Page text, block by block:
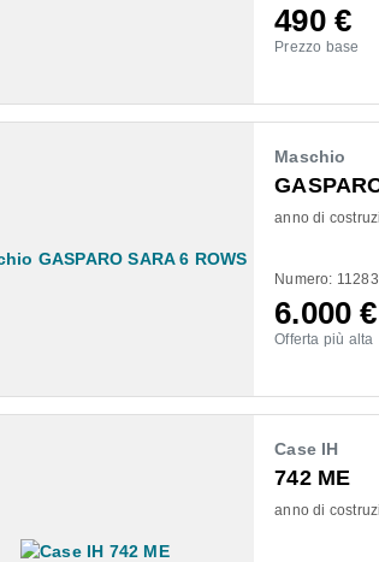
490 €
Prezzo base
Maschio
anno di
Numero:
6.000€
Offerta più alta
Case IH
742 ME
anno di